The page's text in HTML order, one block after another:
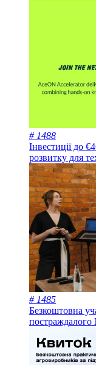
# 1488
Інвестиції до
розвитку для
# 1485
Безкоштовна